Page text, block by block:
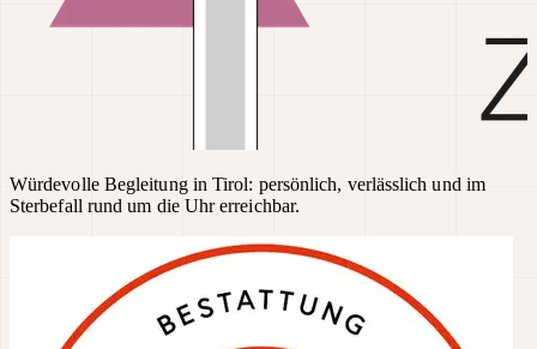
Würdevolle Begleitung in Tirol: persönlich, verlässlich und im
Sterbefall rund um die Uhr erreichbar.